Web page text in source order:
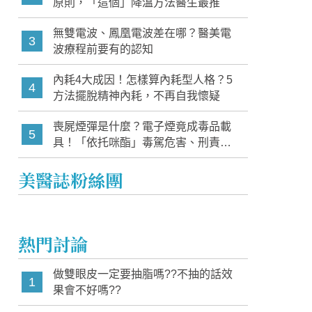
3
無雙電波、鳳凰電波差在哪？醫美電
波療程前要有的認知
4
內耗4大成因！怎樣算內耗型人格？5
方法擺脫精神內耗，不再自我懷疑
5
喪屍煙彈是什麼？電子煙竟成毒品載
具！「依托咪酯」毒駕危害、刑責與
家長必知警訊
美醫誌粉絲團
熱門討論
1
做雙眼皮一定要抽脂嗎??不抽的話效
果會不好嗎??